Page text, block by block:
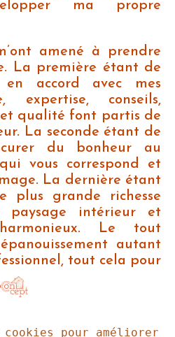
ma propre
amené à prendre
La première étant de
accord avec mes
expertise, conseils,
qualité font partis de
La seconde étant de
du bonheur au
vous correspond et
La dernière étant
plus grande richesse
paysage intérieur et
Le tout
autant
tout cela pour
servir.